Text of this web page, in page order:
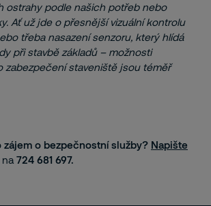
ostrahy podle našich potřeb nebo
Ať už jde o přesnější vizuální kontrolu
třeba nasazení senzoru, který hlídá
při stavbě základů – možnosti
zabezpečení staveniště jsou téměř
zájem o bezpečnostní služby? Napište
na 724 681 697.